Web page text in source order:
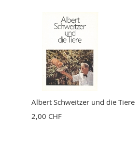
Albert Schweitzer und die Tiere
2,00 CHF